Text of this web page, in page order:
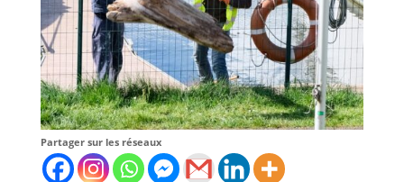
Partager sur les réseaux